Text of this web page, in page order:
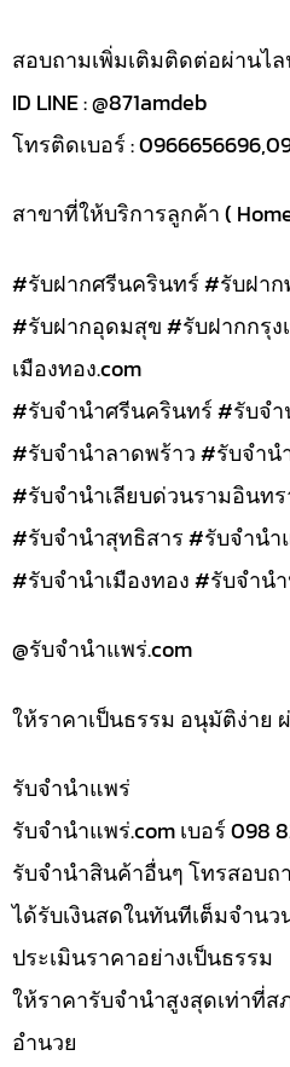
สอบถามเพิ่มเติมติดต่อผ่านไ
ID LINE : @871amdeb
โทรติดเบอร์ :
สาขาที่ให้บริการลูกค้า (
#รับฝากศรีนครินทร์ #รับฝา
#รับฝากอุดมสุข #รับฝากกรุง
เมืองทอง.com
#รับจำนำศรีนครินทร์ #รับจ
#รับจำนำลาดพร้าว #รับจำน
#รับจำนำเลียบด่วนรามอินท
#รับจำนำสุทธิสาร #รับจำน
#รับจำนำเมืองทอง #รับจำน
@รับจํานําแพร่.com
ให้ราคาเป็นธรรม อนุมัติง่าย
รับจํานำแพร่
รับจํานําแพร่.com เบอร์ 098
รับจำนำสินค้าอื่นๆ โทรสอบถ
ได้รับเงินสดในทันทีเต็มจำนว
ประเมินราคาอย่างเป็นธรรม
ให้ราคารับจำนำสูงสุดเท่าที่
อำนวย